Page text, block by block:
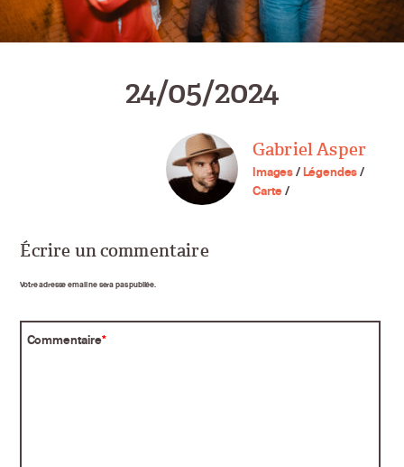
24/05/2024
Gabriel Asper
Images/Légendes/
Carte/
Écrire un commentaire
Votre adresse email ne sera pas publiée.
Commentaire*